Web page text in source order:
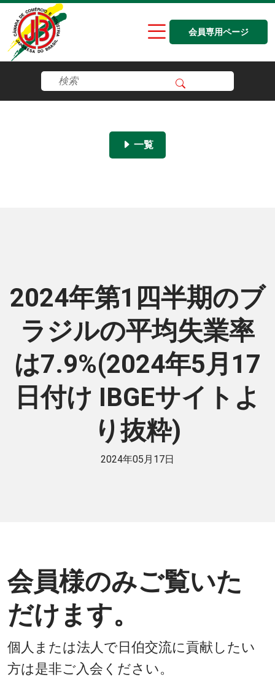
会員専用ページ
一覧
2024年第1四半期のブ
ラジルの平均失業率
は7.9%(2024年5月17
日付け IBGEサイトよ
り抜粋)
2024年05月17日
会員様のみご覧いた
だけます。
個人または法人で日伯交流に貢献したい
方は是非ご入会ください。